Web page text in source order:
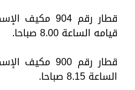
قطار رقم 904
قيامه الساعة 8.00 صباحا.
قطار رقم 900
الساعة 8.15 صباحا.